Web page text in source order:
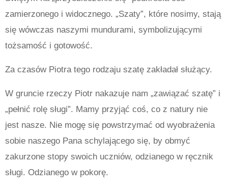
zamierzonego i widocznego. „Szaty”, które nosimy, stają
się wówczas naszymi mundurami, symbolizującymi
tożsamość i gotowość.
Za czasów Piotra tego rodzaju szatę zakładał służący.
W gruncie rzeczy Piotr nakazuje nam „zawiązać szatę” i
„pełnić rolę sługi”. Mamy przyjąć coś, co z natury nie
jest nasze. Nie mogę się powstrzymać od wyobrażenia
sobie naszego Pana schylającego się, by obmyć
zakurzone stopy swoich uczniów, odzianego w ręcznik
sługi. Odzianego w pokorę.